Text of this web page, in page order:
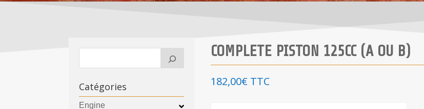
Catégories
Engine
COMPLETE PISTON 125CC (A OU B)
182,00€ TTC